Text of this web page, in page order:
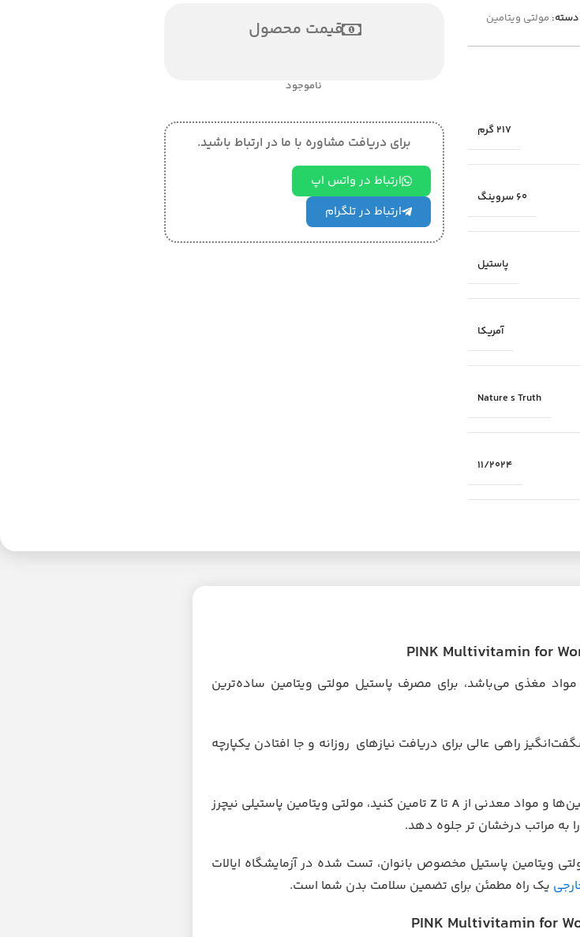
دسته: مولتی ویتامین
217 گرم
60 سروینگ
پاستیل
آمریکا
Nature s Truth
11/2024
قیمت محصول
ناموجود
برای دریافت مشاوره با ما در ارتباط باشید.
ارتباط در واتس اپ
ارتباط در تلگرام
مواد مغذی می‌باشد، برای مصرف پاستیل مولتی ویتامین ساده‌ترین
راهی عالی برای دریافت نیازهای روزانه و جا افتادن یکپارچه
و مواد معدنی از A تا Z تامین کنید، مولتی ویتامین پاستیلی نیچرز
به مراتب درخشان تر جلوه دهد.
ویتامین پاستیل مخصوص بانوان، تست شده در آزمایشگاه ایالات
یک راه مطمئن برای تضمین سلامت بدن شما است.